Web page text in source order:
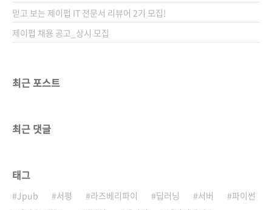
믿고 보는 제이펍 IT 전문서 리뷰어 2기 모집!
제이펍 채용 공고_상시 모집
최근 포스트
최근 댓글
태그
Jpub 서평 라즈베리파이 딥러닝 서버
파이썬